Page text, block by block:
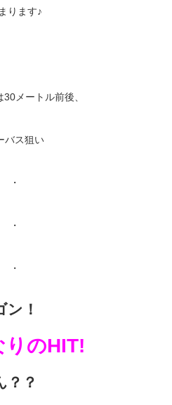
ります♪
メートル前後、
バス狙い
・
・
・
ン！
りのHIT!
？？